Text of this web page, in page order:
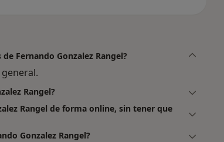
Fernando Gonzalez Rangel?
Rangel?
Rangel de forma online, sin tener que
Gonzalez Rangel?